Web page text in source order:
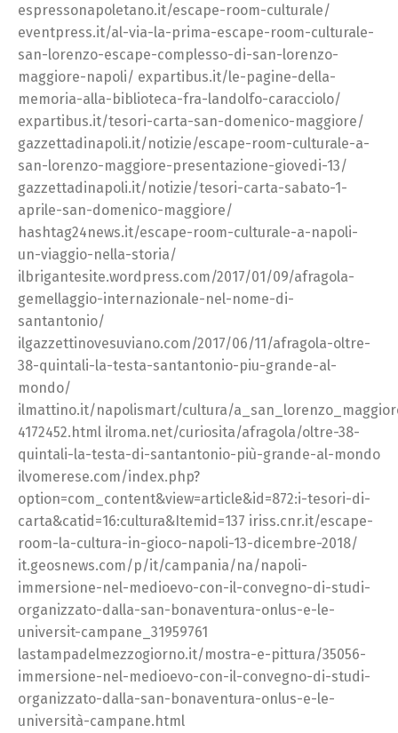
espressonapoletano.it/escape-room-culturale/
eventpress.it/al-via-la-prima-escape-room-culturale-
san-lorenzo-escape-complesso-di-san-lorenzo-
maggiore-napoli/ expartibus.it/le-pagine-della-
memoria-alla-biblioteca-fra-landolfo-caracciolo/
expartibus.it/tesori-carta-san-domenico-maggiore/
gazzettadinapoli.it/notizie/escape-room-culturale-a-
san-lorenzo-maggiore-presentazione-giovedi-13/
gazzettadinapoli.it/notizie/tesori-carta-sabato-1-
aprile-san-domenico-maggiore/
hashtag24news.it/escape-room-culturale-a-napoli-
un-viaggio-nella-storia/
ilbrigantesite.wordpress.com/2017/01/09/afragola-
gemellaggio-internazionale-nel-nome-di-
santantonio/
ilgazzettinovesuviano.com/2017/06/11/afragola-oltre-
38-quintali-la-testa-santantonio-piu-grande-al-
mondo/
ilmattino.it/napolismart/cultura/
4172452.html ilroma.net/curiosita/afragola/oltre-38-
quintali-la-testa-di-santantonio-più-grande-al-mondo
ilvomerese.com/index.php?
option=com_content&view=article&id=872:i-tesori-di-
carta&catid=16:cultura&Itemid=137 iriss.cnr.it/escape-
room-la-cultura-in-gioco-napoli-13-dicembre-2018/
it.geosnews.com/p/it/campania/na/napoli-
immersione-nel-medioevo-con-il-convegno-di-studi-
organizzato-dalla-san-bonaventura-onlus-e-le-
universit-campane_31959761
lastampadelmezzogiorno.it/mostra-e-pittura/35056-
immersione-nel-medioevo-con-il-convegno-di-studi-
organizzato-dalla-san-bonaventura-onlus-e-le-
università-campane.html